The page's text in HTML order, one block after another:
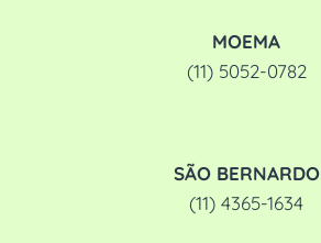
MOEMA
(11) 5052-0782
SÃO BERNARDO
(11) 4365-1634